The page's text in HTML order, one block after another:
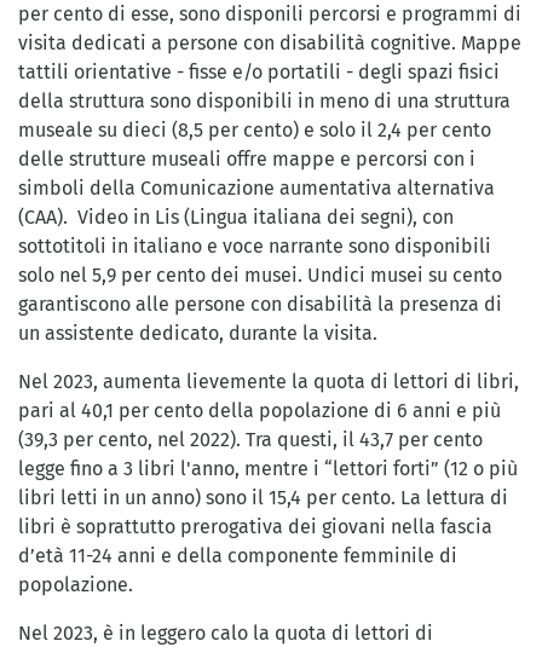
per cento di esse, sono disponili percorsi e programmi di
visita dedicati a persone con disabilità cognitive. Mappe
tattili orientative - fisse e/o portatili - degli spazi fisici
della struttura sono disponibili in meno di una struttura
museale su dieci (8,5 per cento) e solo il 2,4 per cento
delle strutture museali offre mappe e percorsi con i
simboli della Comunicazione aumentativa alternativa
(CAA). Video in Lis (Lingua italiana dei segni), con
sottotitoli in italiano e voce narrante sono disponibili
solo nel 5,9 per cento dei musei. Undici musei su cento
garantiscono alle persone con disabilità la presenza di
un assistente dedicato, durante la visita.
Nel 2023, aumenta lievemente la quota di lettori di libri,
pari al 40,1 per cento della popolazione di 6 anni e più
(39,3 per cento, nel 2022). Tra questi, il 43,7 per cento
legge fino a 3 libri l'anno, mentre i “lettori forti” (12 o più
libri letti in un anno) sono il 15,4 per cento. La lettura di
libri è soprattutto prerogativa dei giovani nella fascia
d’età 11-24 anni e della componente femminile di
popolazione.
Nel 2023, è in leggero calo la quota di lettori di